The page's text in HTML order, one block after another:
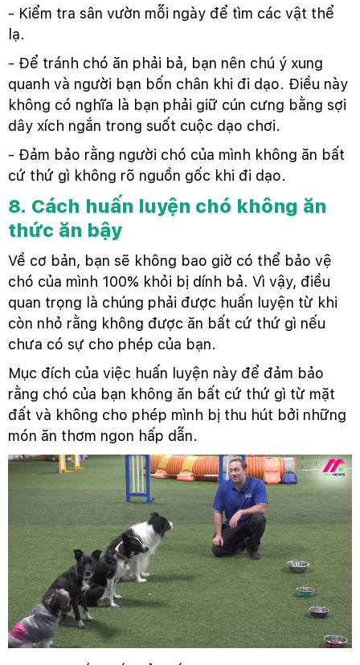
- Kiểm tra sân vườn mỗi ngày để tìm các vật thể
lạ.
- Để tránh chó ăn phải bả, bạn nên chú ý xung
quanh và người bạn bốn chân khi đi dạo. Điều này
không có nghĩa là bạn phải giữ cún cưng bằng sợi
dây xích ngắn trong suốt cuộc dạo chơi.
- Đảm bảo rằng người chó của mình không ăn bất
cứ thứ gì không rõ nguồn gốc khi đi dạo.
8. Cách huấn luyện chó không ăn
thức ăn bậy
Về cơ bản, bạn sẽ không bao giờ có thể bảo vệ
chó của mình 100% khỏi bị dính bả. Vì vậy, điều
quan trọng là chúng phải được huấn luyện từ khi
còn nhỏ rằng không được ăn bất cứ thứ gì nếu
chưa có sự cho phép của bạn.
Mục đích của việc huấn luyện này để đảm bảo
rằng chó của bạn không ăn bất cứ thứ gì từ mặt
đất và không cho phép mình bị thu hút bởi những
món ăn thơm ngon hấp dẫn.